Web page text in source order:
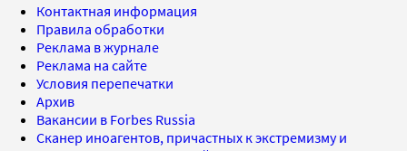
Контактная информация
Правила обработки
Реклама в журнале
Реклама на сайте
Условия перепечатки
Архив
Вакансии в Forbes Russia
Сканер иноагентов, причастных к экстремизму и